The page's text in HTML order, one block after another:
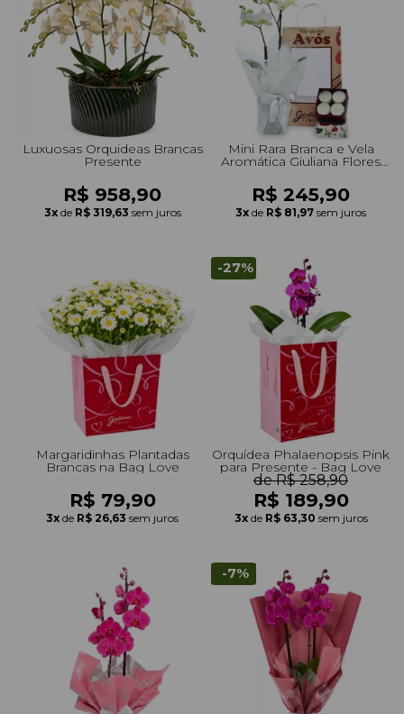
+Presentes com Flores
+Presentes por Ocasião
+Presentes para Família
+Presentes para Todos
+Tipo de Cesta
+Tipos de Buquês
+Tipos de Arranjos
+Tipos de Flores
+Por Cores
+Cidades do Sul
+Cidades do Sudeste
+Cidades do Norte
+Cidades do Nordeste
Luxuosas Orquideas Brancas
Presente
R$ 958,90
3x de R$ 319,63 sem juros
Mini Rara Branca e Vela
Aromática Giuliana Flores
R$ 245,90
3x de R$ 81,97 sem juros
Margaridinhas Plantadas
Brancas na Bag Love
R$ 79,90
3x de R$ 26,63 sem juros
-27%
Orquídea Phalaenopsis Pink
para Presente - Bag Love
de R$ 258,90
R$ 189,90
3x de R$ 63,30 sem juros
-7%